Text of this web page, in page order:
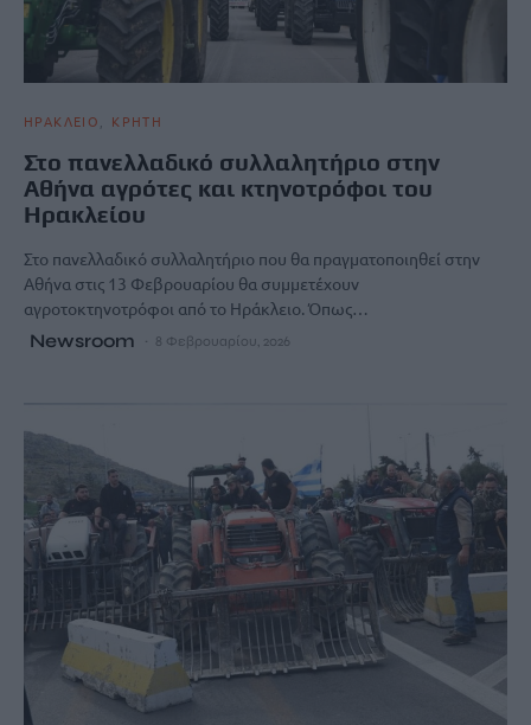
ΗΡΑΚΛΕΙΟ ΚΡΗΤΗ
Στο πανελλαδικό συλλαλητήριο στην
Αθήνα αγρότες και κτηνοτρόφοι του
Ηρακλείου
Στο πανελλαδικό συλλαλητήριο που θα πραγματοποιηθεί στην
Αθήνα στις 13 Φεβρουαρίου θα συμμετέχουν
αγροτοκτηνοτρόφοι από το Ηράκλειο. Όπως…
Newsroom 8 Φεβρουαρίου, 2026